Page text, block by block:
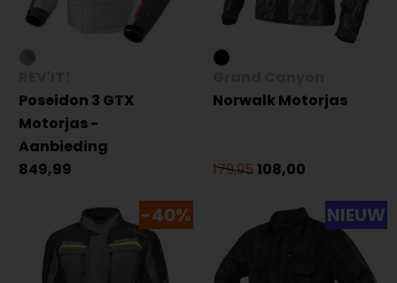
Poseidon 3 GTX
Motorjas -
Aanbieding
849,99
Norwalk Motorjas
179,95 108,00
-40% NIEUW